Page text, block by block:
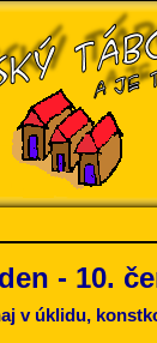
- 10.
v úklidu,